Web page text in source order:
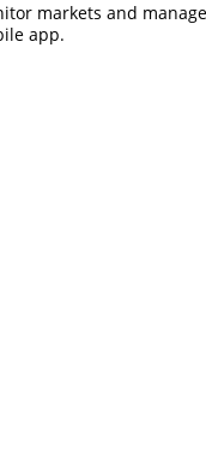
markets and
app.